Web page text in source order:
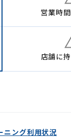
営業時
店舗に
ニング利用状況